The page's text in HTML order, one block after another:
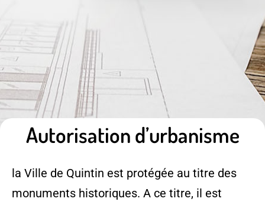
Autorisation d’urbanisme
la Ville de Quintin est protégée au titre des
monuments historiques. A ce titre, il est